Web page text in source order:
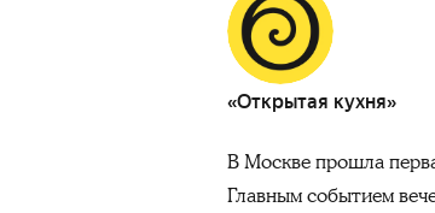
«Открытая кухня»
В Москве прошла
Главным событием